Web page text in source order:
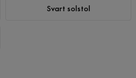
Svart solstol